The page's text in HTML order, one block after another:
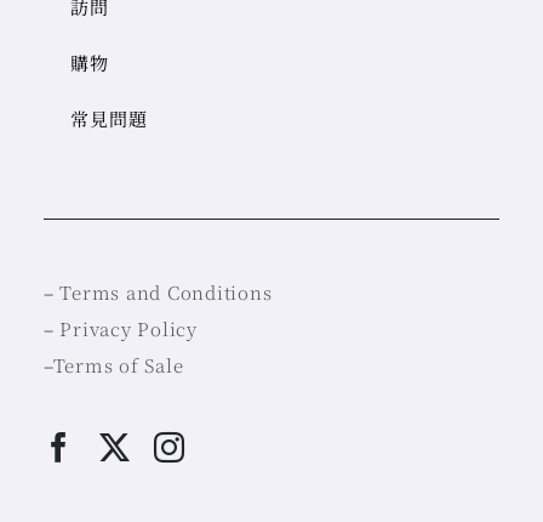
訪問
購物
常見問題
–Terms and Conditions
– Privacy Policy
–Terms of Sale